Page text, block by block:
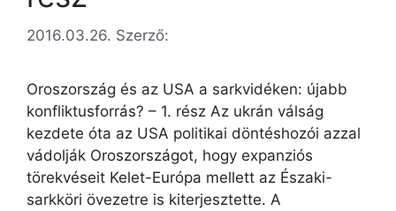
2016.03.26. Szerző:
Oroszország és az USA a sarkvidéken: újabb
konfliktusforrás? – 1. rész Az ukrán válság
kezdete óta az USA politikai döntéshozói azzal
vádolják Oroszországot, hogy expanziós
törekvéseit Kelet-Európa mellett az Északi-
sarkköri övezetre is kiterjesztette. A